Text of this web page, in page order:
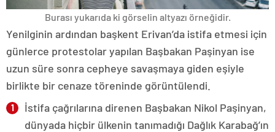
Burası yukarıda ki görselin altyazı örneğidir.
Yenilginin ardından başkent Erivan’da istifa etmesi için
günlerce protestolar yapılan Başbakan Paşinyan ise
uzun süre sonra cepheye savaşmaya giden eşiyle
birlikte bir cenaze töreninde görüntülendi.
İstifa çağrılarına direnen Başbakan Nikol Paşinyan,
dünyada hiçbir ülkenin tanımadığı Dağlık Karabağ’ın